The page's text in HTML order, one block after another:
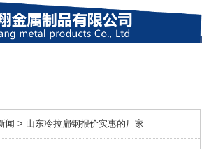
闻 > 山东冷拉扁钢报价实惠的厂家